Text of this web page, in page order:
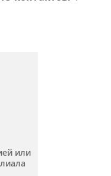
или